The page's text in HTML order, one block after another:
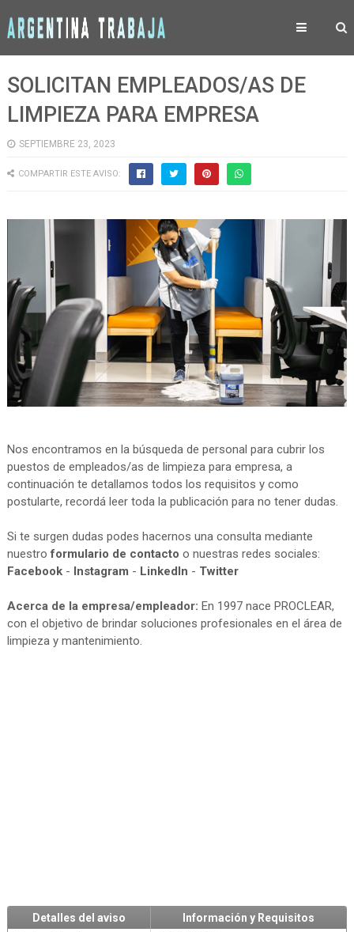
SOLICITAN EMPLEADOS/AS DE
LIMPIEZA PARA EMPRESA
SEPTIEMBRE 23, 2023
COMPARTIR ESTE AVISO:
Nos encontramos en la búsqueda de personal para cubrir los
puestos de empleados/as de limpieza para empresa, a
continuación te detallamos todos los requisitos y como
postularte, recordá leer toda la publicación para no tener dudas.
Si te surgen dudas podes hacernos una consulta mediante
nuestroformulario de contacto o nuestras redes sociales:
Facebook- Instagram - LinkedIn - Twitter
Acerca de la empresa/empleador: En 1997 nace PROCLEAR,
con el objetivo de brindar soluciones profesionales en el área de
limpieza y mantenimiento.
Detalles del aviso
Información y Requisitos